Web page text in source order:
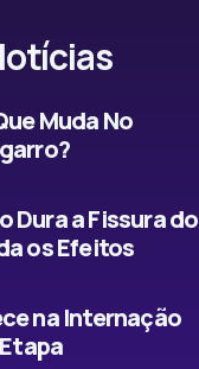
Muda No
Dura a Fissura do
os Efeitos
na Internação